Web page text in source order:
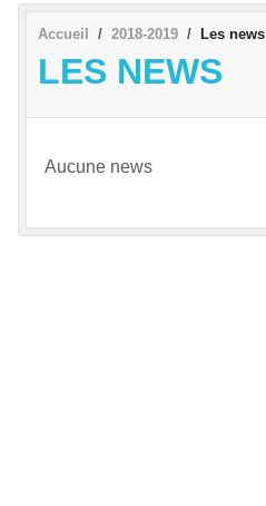
Accueil 2018-2019 Les news
LES NEWS
Aucune news